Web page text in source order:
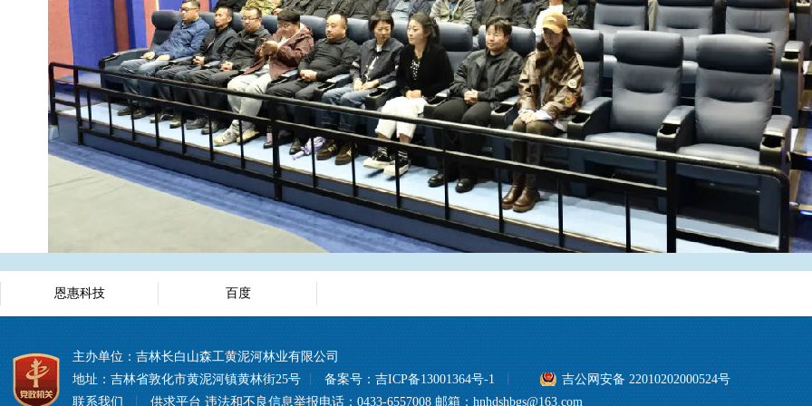
恩惠科技 百度
主办单位：吉林长白山森工黄泥河林业有限公司
地址：吉林省敦化市黄泥河镇黄林街25号
备案号： 吉ICP备13001364号-1
吉公网安备 22010202000524号
联系我们
供求平台 违法和不良信息举报电话：0433-6557008 邮箱：hnhdshbgs@163.com